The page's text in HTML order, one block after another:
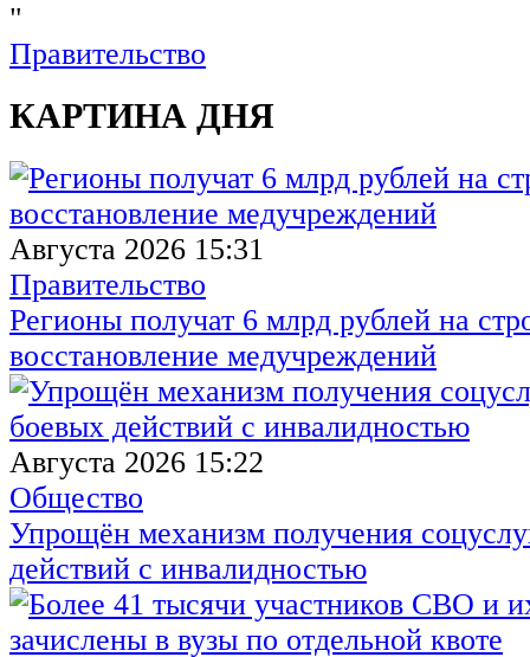
"
Правительство
КАРТИНА ДНЯ
Августа 2026 15:31
Правительство
Регионы получат 6 млрд рублей на
восстановление медучреждений
Августа 2026 15:22
Общество
Упрощён механизм получения
действий с инвалидностью